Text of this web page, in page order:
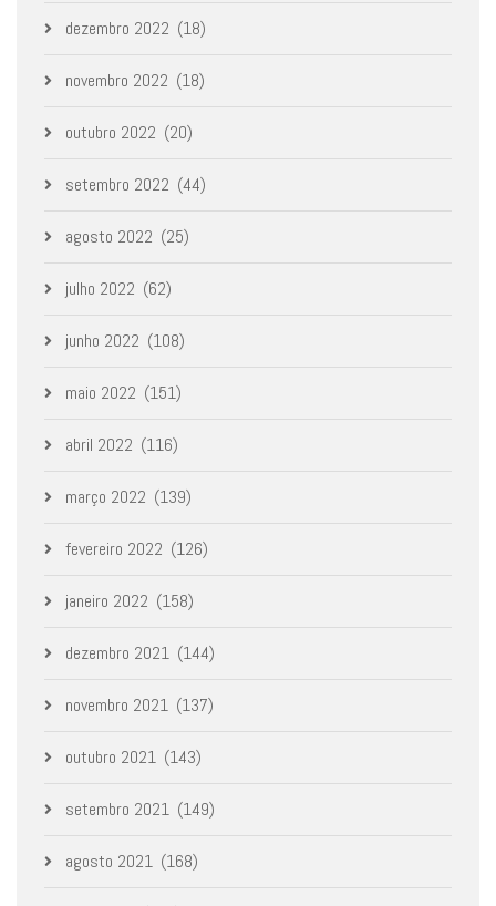
dezembro 2022 (18)
novembro 2022 (18)
outubro 2022 (20)
setembro 2022 (44)
agosto 2022 (25)
julho 2022 (62)
junho 2022 (108)
maio 2022 (151)
abril 2022 (116)
março 2022 (139)
fevereiro 2022 (126)
janeiro 2022 (158)
dezembro 2021 (144)
novembro 2021 (137)
outubro 2021 (143)
setembro 2021 (149)
agosto 2021 (168)